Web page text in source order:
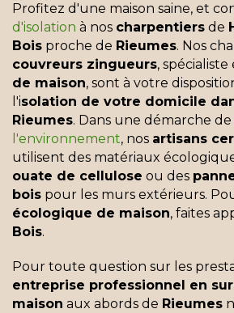
Profitez d'une maison saine, et
d'isolation à nos charpentiers de
Bois proche de Rieumes. Nos
couvreurs zingueurs, spécialiste
de maison, sont à votre
l'isolation de votre domicile
Rieumes. Dans une démarche de
l'environnement, nos artisans
utilisent des matériaux
ouate de cellulose ou des
bois pour les murs extérieurs.
écologique de maison, faites
Bois.
Pour toute question sur les
entreprise professionnel en
maison aux abords de Rieumes